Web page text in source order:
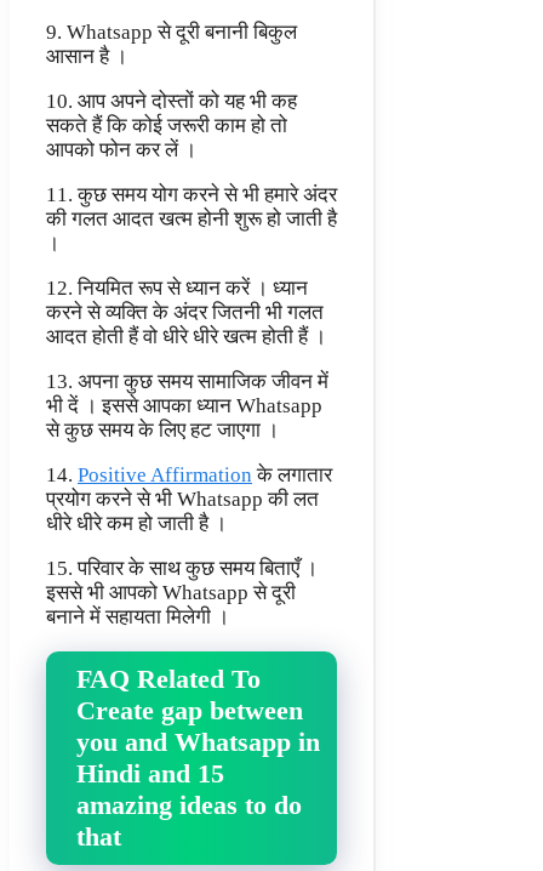
9. Whatsapp से दूरी बनानी बिकुल
आसान है ।
10. आप अपने दोस्तों को यह भी कह
सकते हैं कि कोई जरूरी काम हो तो
आपको फोन कर लें ।
11. कुछ समय योग करने से भी हमारे अंदर
की गलत आदत खत्म होनी शुरू हो जाती है
।
12. नियमित रूप से ध्यान करें । ध्यान
करने से व्यक्ति के अंदर जितनी भी गलत
आदत होती हैं वो धीरे धीरे खत्म होती हैं ।
13. अपना कुछ समय सामाजिक जीवन में
भी दें । इससे आपका ध्यान Whatsapp
से कुछ समय के लिए हट जाएगा ।
14. Positive Affirmation के लगातार
प्रयोग करने से भी Whatsapp की लत
धीरे धीरे कम हो जाती है ।
15. परिवार के साथ कुछ समय बिताएँ ।
इससे भी आपको Whatsapp से दूरी
बनाने में सहायता मिलेगी ।
FAQ Related To
Create gap between
you and Whatsapp in
Hindi and 15
amazing ideas to do
that